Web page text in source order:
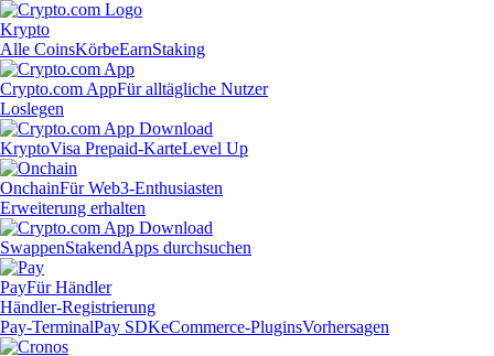
Krypto
Alle CoinsKörbeEarnStaking
Crypto.com AppFür alltägliche Nutzer
Loslegen
KryptoVisa Prepaid-KarteLevel Up
OnchainFür Web3-Enthusiasten
Erweiterung erhalten
SwappenStakendApps durchsuchen
PayFür Händler
Händler-Registrierung
Pay-TerminalPay SDKeCommerce-PluginsVorhersagen